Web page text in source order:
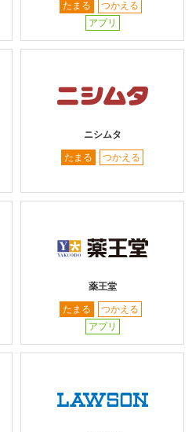
たまる
つかえる
アプリ
ニシムタ
たまる つかえる
薬王堂
たまる
つかえる
アプリ